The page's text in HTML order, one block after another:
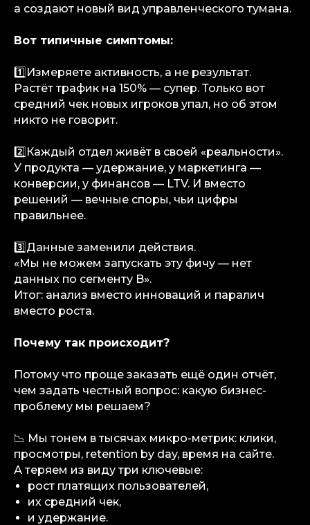
а создают новый вид управленческого тумана.
Вот типичные симптомы:
1️⃣Измеряете активность, а не результат.
Растёт трафик на 150% — супер. Только вот
средний чек новых игроков упал, но об этом
никто не говорит.
2️⃣Каждый отдел живёт в своей «реальности».
У продукта — удержание, у маркетинга —
конверсии, у финансов — LTV. И вместо
решений — вечные споры, чьи цифры
правильнее.
3️⃣Данные заменили действия.
«Мы не можем запускать эту фичу — нет
данных по сегменту B».
Итог: анализ вместо инноваций и паралич
вместо роста.
Почему так происходит?
Потому что проще заказать ещё один отчёт,
чем задать честный вопрос: какую бизнес-
проблему мы решаем?
📉 Мы тонем в тысячах микро-метрик: клики,
просмотры, retention by day, время на сайте.
А теряем из виду три ключевые:
рост платящих пользователей,
их средний чек,
и удержание.
info@igaming-solutions.io